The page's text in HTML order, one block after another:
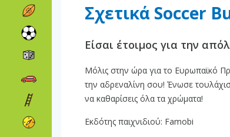
Σχετικά Soccer
Είσαι έτοιμος για την
Μόλις στην ώρα για το Ευρωπαϊκό
την αδρεναλίνη σου! Ένωσε
να καθαρίσεις όλα τα χρώματα!
Εκδότης παιχνιδιού: Famobi